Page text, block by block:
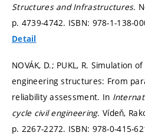
Structures and Infrastructures.
p. 4739-4742. ISBN: 978-1-138-
Detail
NOVÁK, D.; PUKL, R. Simulation
engineering structures: From
reliability assessment. In
cycle civil engineering. Vídeň,
p. 2267-2272. ISBN: 978-0-415-